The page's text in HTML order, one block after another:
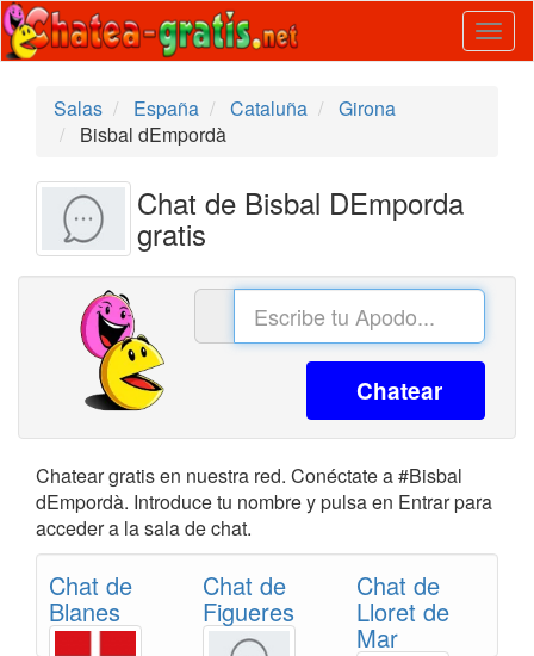
Salas
España Cataluña
Girona
Bisbal dEmpordà
Chat de Bisbal DEmporda
gratis
Chatear
Chatear gratis en nuestra red. Conéctate a #Bisbal
dEmpordà. Introduce tu nombre y pulsa en Entrar para
acceder a la sala de chat.
Chat de
Blanes
Chat de
Figueres
Chat de
Lloret de
Mar